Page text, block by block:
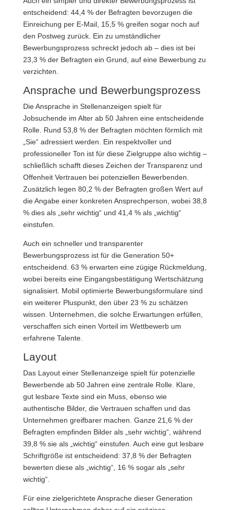
entscheidend: 44,4 % der Befragten bevorzugen die
Einreichung per E-Mail, 15,5 % greifen sogar noch auf
den Postweg zurück. Ein zu umständlicher
Bewerbungsprozess schreckt jedoch ab – dies ist bei
23,3 % der Befragten ein Grund, auf eine Bewerbung zu
verzichten.
Ansprache und Bewerbungsprozess
Die Ansprache in Stellenanzeigen spielt für
Jobsuchende im Alter ab 50 Jahren eine entscheidende
Rolle. Rund 53,8 % der Befragten möchten förmlich mit
„Sie“ adressiert werden. Ein respektvoller und
professioneller Ton ist für diese Zielgruppe also wichtig –
schließlich schafft dieses Zeichen der Transparenz und
Offenheit Vertrauen bei potenziellen Bewerbenden.
Zusätzlich legen 80,2 % der Befragten großen Wert auf
die Angabe einer konkreten Ansprechperson, wobei 38,8
% dies als „sehr wichtig“ und 41,4 % als „wichtig“
einstufen.
Auch ein schneller und transparenter
Bewerbungsprozess ist für die Generation 50+
entscheidend. 63 % erwarten eine zügige Rückmeldung,
wobei bereits eine Eingangsbestätigung Wertschätzung
signalisiert. Mobil optimierte Bewerbungsformulare sind
ein weiterer Pluspunkt, den über 23 % zu schätzen
wissen. Unternehmen, die solche Erwartungen erfüllen,
verschaffen sich einen Vorteil im Wettbewerb um
erfahrene Talente.
Layout
Das Layout einer Stellenanzeige spielt für potenzielle
Bewerbende ab 50 Jahren eine zentrale Rolle. Klare,
gut lesbare Texte sind ein Muss, ebenso wie
authentische Bilder, die Vertrauen schaffen und das
Unternehmen greifbarer machen. Ganze 21,6 % der
Befragten empfinden Bilder als „sehr wichtig“, während
39,8 % sie als „wichtig“ einstufen. Auch eine gut lesbare
Schriftgröße ist entscheidend: 37,8 % der Befragten
bewerten diese als „wichtig“, 16 % sogar als „sehr
wichtig“.
Für eine zielgerichtete Ansprache dieser Generation